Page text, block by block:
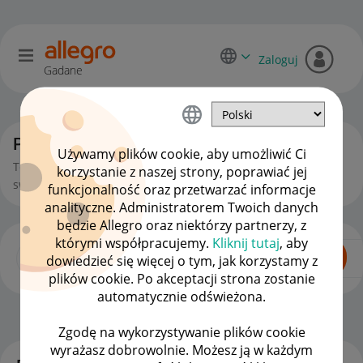
Używamy plików cookie, aby umożliwić Ci
korzystanie z naszej strony, poprawiać jej
funkcjonalność oraz przetwarzać informacje
analityczne. Administratorem Twoich danych
będzie Allegro oraz niektórzy partnerzy, z
którymi współpracujemy. Kliknij tutaj, aby
dowiedzieć się więcej o tym, jak korzystamy z
plików cookie. Po akceptacji strona zostanie
automatycznie odświeżona.
Zgodę na wykorzystywanie plików cookie
wyrażasz dobrowolnie. Możesz ją w każdym
Gadane
Zaloguj
Początkujący sprzedawcy
To miejsce jest dla Ciebie, jeśli zaczynasz lub chcesz zacząć
swoją przygodę ze sprzedażą na Allegro.